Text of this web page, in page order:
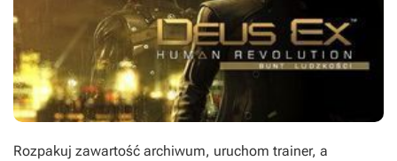
Rozpakuj zawartość archiwum, uruchom trainer, a